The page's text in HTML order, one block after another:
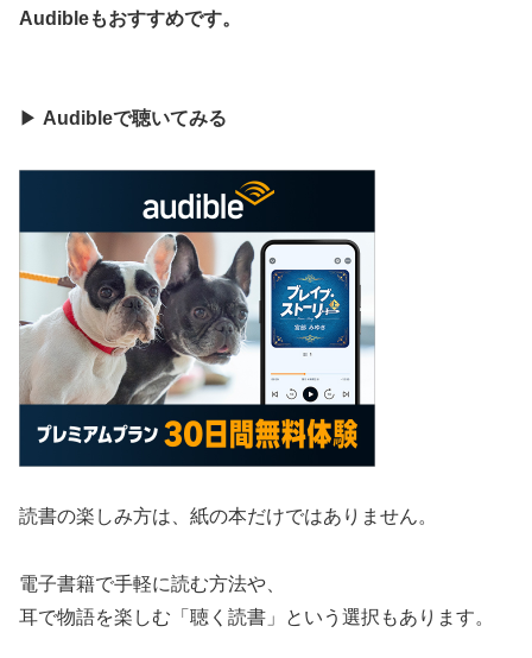
Audibleもおすすめです。
▶ Audibleで聴いてみる
読書の楽しみ方は、紙の本だけではありません。
電子書籍で手軽に読む方法や、
耳で物語を楽しむ「聴く読書」という選択もあります。